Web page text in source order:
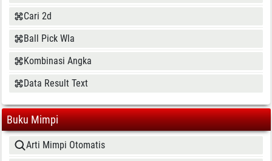
Cari 2d
Ball Pick Wla
Kombinasi Angka
Data Result Text
Buku Mimpi
Arti Mimpi Otomatis